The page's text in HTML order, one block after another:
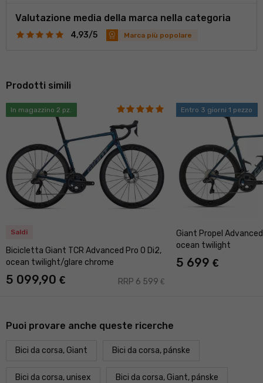
una grande quantità di componenti, e dal 2019 anche ruote
con il marchio Cadex.
Valutazione media della marca nella categoria
4,93/5 Marca più popolare
Prodotti simili
In magazzino 2 pz.
Saldi
Bicicletta Giant TCR Advanced Pro 0 Di2,
ocean twilight/glare chrome
5 099,90 € RRP 6 599 €
Entro 3 giorni 1 pezzo
Giant Propel
ocean twilight
5 699 €
Puoi provare anche queste ricerche
Bici da corsa, Giant Bici da corsa, pánske
Bici da corsa, unisex Bici da corsa, Giant, pánske